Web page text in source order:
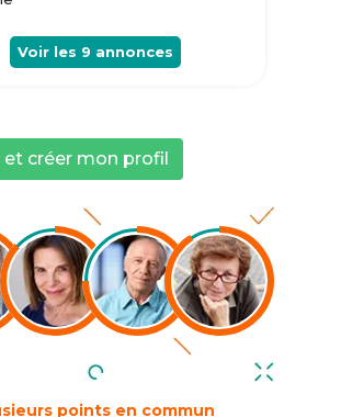
Voir les 9 annonces
et créer mon profil
points en commun